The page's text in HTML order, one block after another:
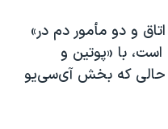
و دو مأمور دم در»
با «پوتین و
حالی که بخش آی‌سی‌یو